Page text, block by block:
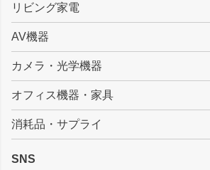
リビング家電
AV機器
カメラ・光学機器
オフィス機器・家具
消耗品・サプライ
SNS